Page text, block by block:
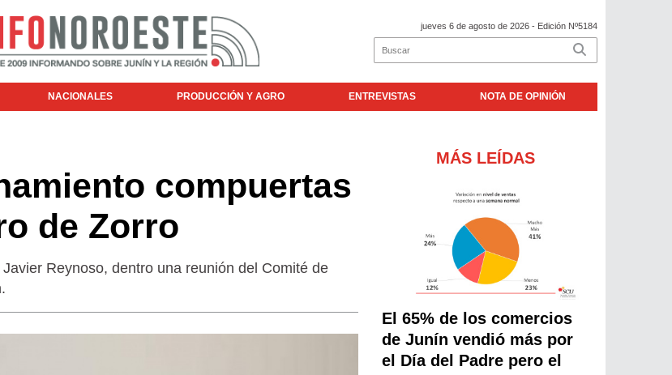
jueves 6 de agosto de 2026 - Edición Nº5184
NACIONALES PRODUCCIÓN Y AGRO ENTREVISTAS NOTA DE OPINIÓN
compuertas
de Zorro
Reynoso, dentro una reunión del Comité de
MÁS LEÍDAS
El 65% de los comercios
de Junín vendió más por
el Día del Padre pero el